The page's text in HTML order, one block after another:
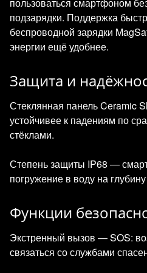
подзарядки. Поддержка
беспроводной зарядки
энергии ещё удобнее.
Защита и
Стеклянная панель Ceramic
устойчивее к падениям по
стёклами.
Степень защиты IP68 —
погружение в воду на
Функции
Экстренный вызов — SOS:
связаться со службами